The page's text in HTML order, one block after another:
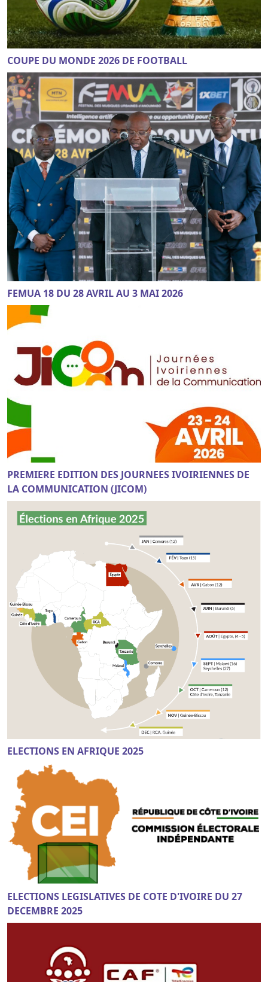
COUPE DU MONDE 2026 DE FOOTBALL
FEMUA 18 DU 28 AVRIL AU 3 MAI 2026
PREMIERE EDITION DES JOURNEES IVOIRIENNES DE
LA COMMUNICATION (JICOM)
ELECTIONS EN AFRIQUE 2025
ELECTIONS LEGISLATIVES DE COTE D'IVOIRE DU 27
DECEMBRE 2025